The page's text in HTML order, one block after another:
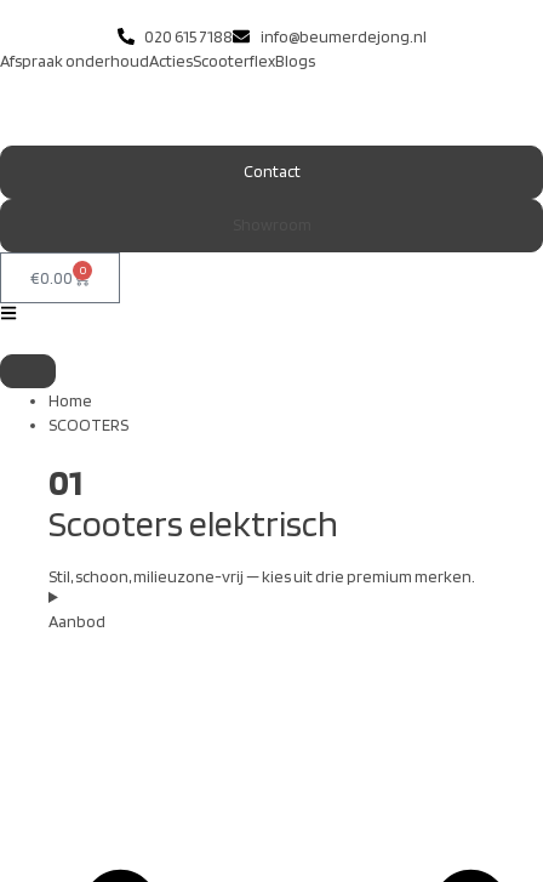
020 615 7188
info@beumerdejong.nl
Afspraak onderhoudActiesScooterflexBlogs
Contact
€0.00 0
Home
SCOOTERS
01
Scooters elektrisch
Stil, schoon, milieuzone-vrij — kies uit drie premium merken.
Aanbod